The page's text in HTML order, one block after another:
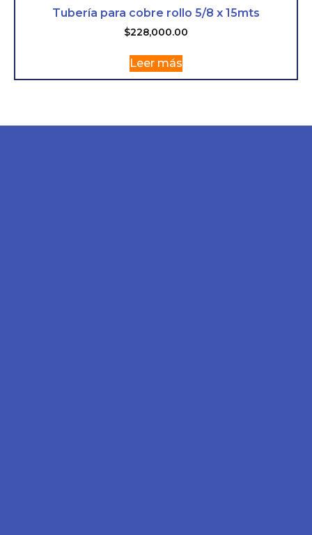
Tubería para cobre rollo 5/8 x 15mts
$228,000.00
Leer más